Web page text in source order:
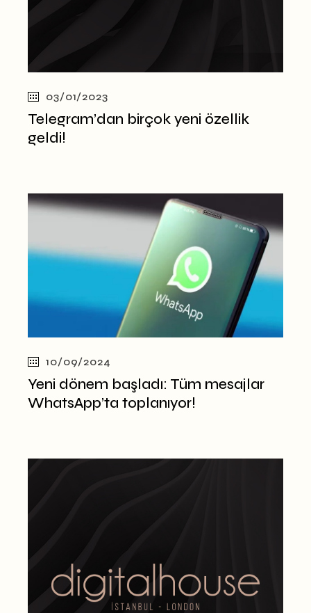
03/01/2023
Telegram’dan birçok yeni özellik
geldi!
10/09/2024
Yeni dönem başladı: Tüm mesajlar
WhatsApp’ta toplanıyor!